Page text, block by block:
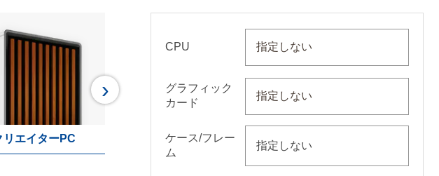
リエイターPC デスクトップPC
›
CPU
グラフィック
カード
ケース/フレー
ム
指定しない